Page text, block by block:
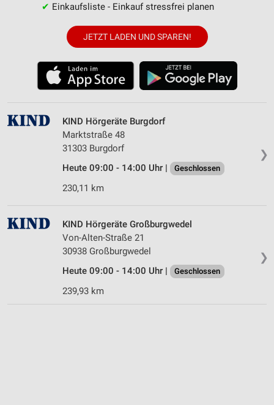
✔ Einkaufsliste - Einkauf stressfrei planen
JETZT LADEN UND SPAREN!
❯
KIND Hörgeräte Burgdorf
Marktstraße 48
31303 Burgdorf
Heute 09:00 - 14:00 Uhr |
Geschlossen
230,11 km
❯
KIND Hörgeräte Großburgwedel
Von-Alten-Straße 21
30938 Großburgwedel
Heute 09:00 - 14:00 Uhr |
Geschlossen
239,93 km